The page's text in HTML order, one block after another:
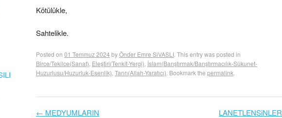
Kötülükle,
Sahtelikle.
Posted on 01 Temmuz 2024 byÖnder Emre SiVASLI . This entry was posted in
Birce/Tekilce(Sanat) Eleştiri(Tenkit-Yergi) İslam(Barıştırmak/Barıştırmacılık-Sükunet-
Huzurlusu/Huzurluk-Esenlik) Tanrı(Allah-Yaratıcı) . Bookmark the permalink
← MEDYUMLARIN LANETLENSiNLER